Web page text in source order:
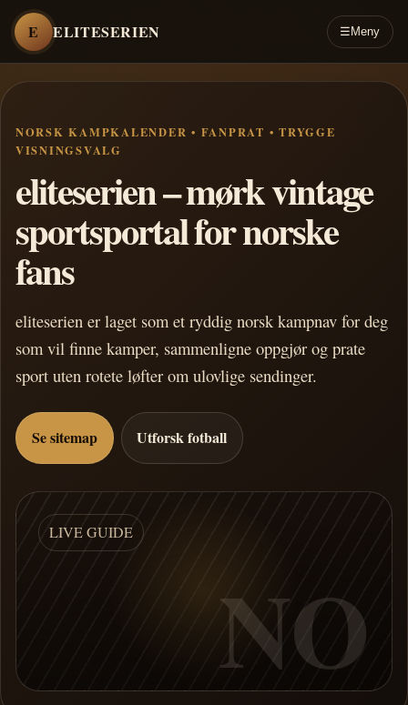
E ELITESERIEN ☰ Meny
NORSK KAMPKALENDER • FANPRAT • TRYGGE
VISNINGSVALG
eliteserien – mørk vintage
sportsportal for norske
fans
eliteserien er laget som et ryddig norsk kampnav for deg
som vil finne kamper, sammenligne oppgjør og prate
sport uten rotete løfter om ulovlige sendinger.
Se sitemap Utforsk fotball
LIVE GUIDE
NO